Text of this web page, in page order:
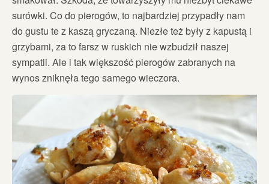
surówki. Co do pierogów, to najbardziej przypadły nam
do gustu te z kaszą gryczaną. Niezłe też były z kapustą i
grzybami, za to farsz w ruskich nie wzbudził naszej
sympatii. Ale i tak większość pierogów zabranych na
wynos zniknęła tego samego wieczora.